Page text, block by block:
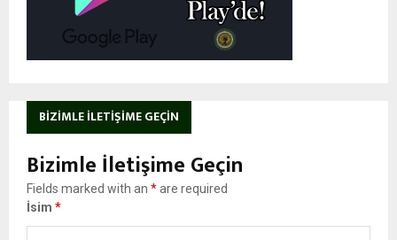
BIZIMLE İLETIŞIME GEÇIN
Bizimle İletişime Geçin
Fields marked with an *are required
İsim *